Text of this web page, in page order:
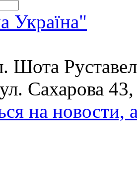
Україна"
Шота
Сахарова
на новости,